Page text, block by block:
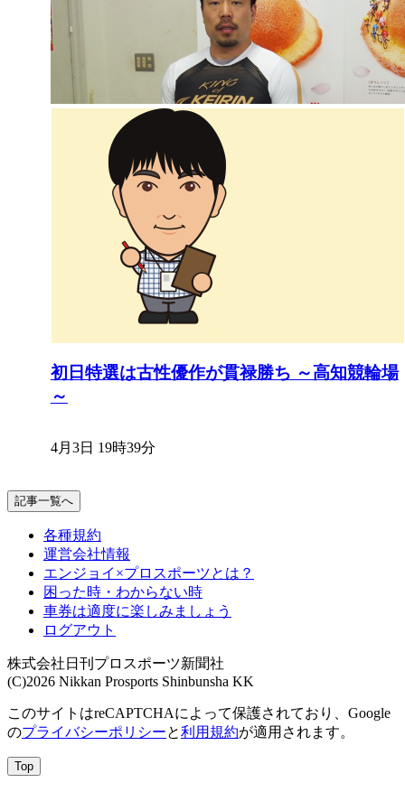
初日特選は古性優作が貫禄勝ち ～高知競輪場
～
4月3日 19時39分
記事一覧へ
各種規約
運営会社情報
エンジョイ×プロスポーツとは？
困った時・わからない時
車券は適度に楽しみましょう
ログアウト
株式会社日刊プロスポーツ新聞社
(C)2026 Nikkan Prosports Shinbunsha KK
このサイトはreCAPTCHAによって保護されており、Google
のプライバシーポリシーと利用規約が適用されます。
Top